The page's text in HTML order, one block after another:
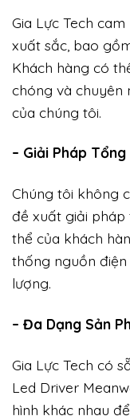
Gia Lực Tech
xuất sắc, bao
Khách hàng có
chóng và chuyên
của chúng tôi.
– Giải Pháp Tổng
Chúng tôi không
đề xuất giải pháp
thể của khách
thống nguồn
lượng.
– Đa Dạng Sản
Gia Lực Tech có
Led Driver
hình khác nhau